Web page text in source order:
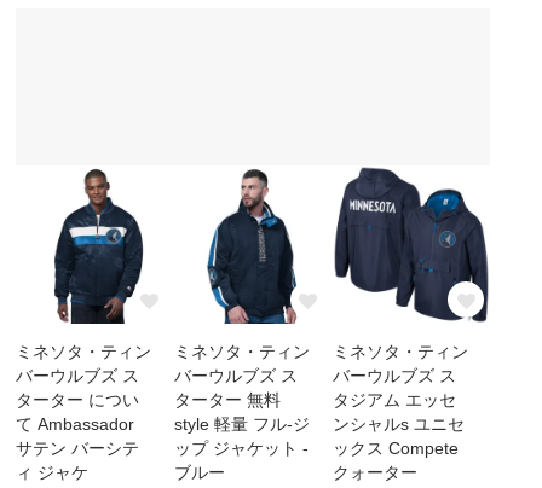
ミネソタ・ティン
バーウルブズ ス
ターター につい
て Ambassador
サテン バーシテ
ィ ジャケ
ミネソタ・ティン
バーウルブズ ス
ターター 無料
style 軽量 フル-ジ
ップ ジャケット -
ブルー
ミネソタ・ティン
バーウルブズ ス
タジアム エッセ
ンシャルs ユニセ
ックス Compete
クォーター